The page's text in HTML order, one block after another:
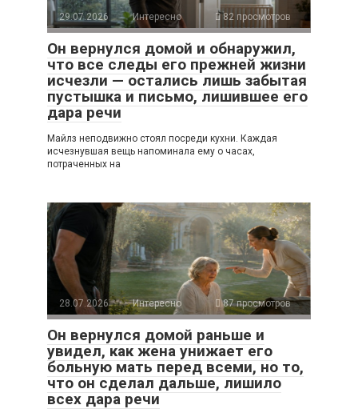
29.07.2026 Интересно 82 просмотров
Он вернулся домой и обнаружил,
что все следы его прежней жизни
исчезли — остались лишь забытая
пустышка и письмо, лишившее его
дара речи
Майлз неподвижно стоял посреди кухни. Каждая
исчезнувшая вещь напоминала ему о часах,
потраченных на
28.07.2026 Интересно 87 просмотров
Он вернулся домой раньше и
увидел, как жена унижает его
больную мать перед всеми, но то,
что он сделал дальше, лишило
всех дара речи